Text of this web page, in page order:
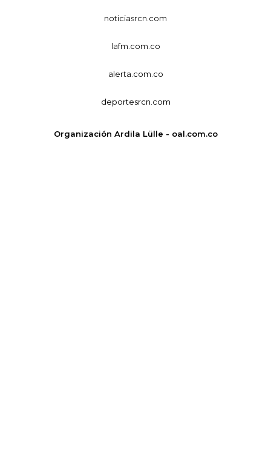
noticiasrcn.com
lafm.com.co
alerta.com.co
deportesrcn.com
Organización Ardila Lülle - oal.com.co